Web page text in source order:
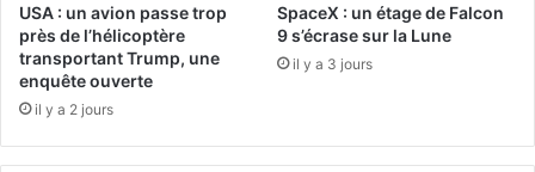
USA : un avion passe trop
près de l’hélicoptère
transportant Trump, une
enquête ouverte
il y a 2 jours
SpaceX : un étage de Falcon
9 s’écrase sur la Lune
il y a 3 jours